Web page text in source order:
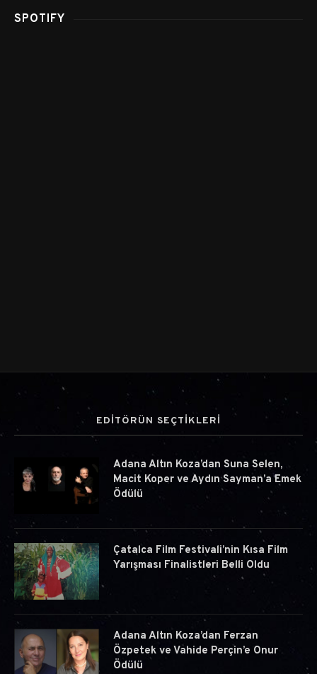
SPOTIFY
EDİTÖRÜN SEÇTİKLERİ
Adana Altın Koza’dan Suna Selen,
Macit Koper ve Aydın Sayman’a Emek
Ödülü
Çatalca Film Festivali’nin Kısa Film
Yarışması Finalistleri Belli Oldu
Adana Altın Koza’dan Ferzan
Özpetek ve Vahide Perçin’e Onur
Ödülü